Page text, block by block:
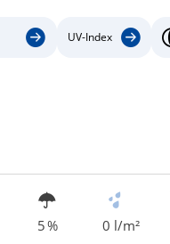
UV-Index
5 % 0 l/m²